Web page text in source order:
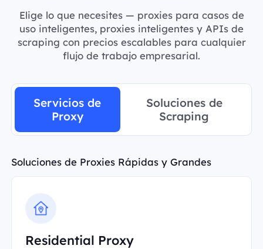
Elige lo que necesites — proxies para casos de
uso inteligentes, proxies inteligentes y APIs de
scraping con precios escalables para cualquier
flujo de trabajo empresarial.
Servicios de
Proxy
Soluciones de
Scraping
Soluciones de Proxies Rápidas y Grandes
Residential Proxy